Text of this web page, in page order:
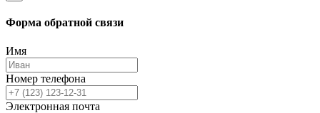
Форма обратной связи
Имя
Номер телефона
Электронная почта